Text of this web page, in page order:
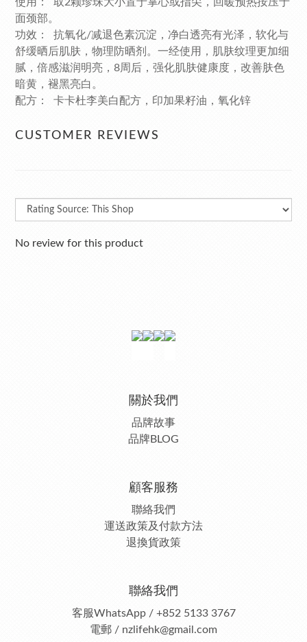
面颈部。
功效： 抗氧化/减退色素沉淀，净白透亮有光泽，软化与
舒缓晒后肌肤，物理防晒剂。一经使用，肌肤纹理更加细
腻，倍感滋润明亮，8周后，强化肌肤健康度，改善肤色
暗黄，褪黑亮白。
配方： 卡卡杜李美白配方，印加果籽油，氧化锌
CUSTOMER REVIEWS
No review for this product
關於我們
品牌故事
品牌BLOG
顧客服務
聯絡我們
運送政策及付款方法
退換貨政策
聯絡我們
客服WhatsApp / +852 5133 3767
電郵 / nzlifehk@gmail.com